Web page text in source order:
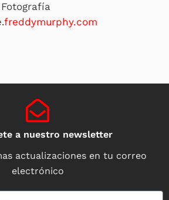
freddymurphy.com
a nuestro newsletter
actualizaciones en tu correo
electrónico